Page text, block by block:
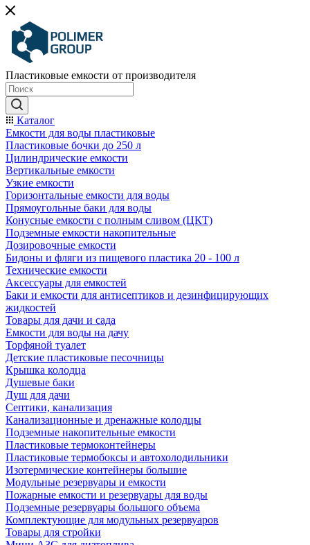
Пластиковые емкости от производителя
Каталог
Емкости для воды пластиковые
Пластиковые бочки до 250 л
Цилиндрические емкости
Вертикальные емкости
Узкие емкости
Горизонтальные емкости для воды
Прямоугольные баки для воды
Конусные емкости с полным сливом (ЦКТ)
Подземные емкости накопительные
Дозировочные емкости
Бидоны и фляги из пищевого пластика 20 - 100 л
Технические емкости
Аксессуары для емкостей
Баки и емкости для антисептиков и дезинфицирующих
жидкостей
Товары для дачи и сада
Емкости для воды на дачу
Торфяной туалет
Детские пластиковые песочницы
Крышка колодца
Душевые баки
Душ для дачи
Септики, канализация
Канализационные и дренажные колодцы
Подземные накопительные емкости
Пластиковые термоконтейнеры
Пластиковые термобоксы и автохолодильники
Изотермические контейнеры большие
Модульные резервуары и емкости
Пожарные емкости и резервуары для воды
Подземные резервуары большого объема
Комплектующие для модульных резервуаров
Товары для стройки